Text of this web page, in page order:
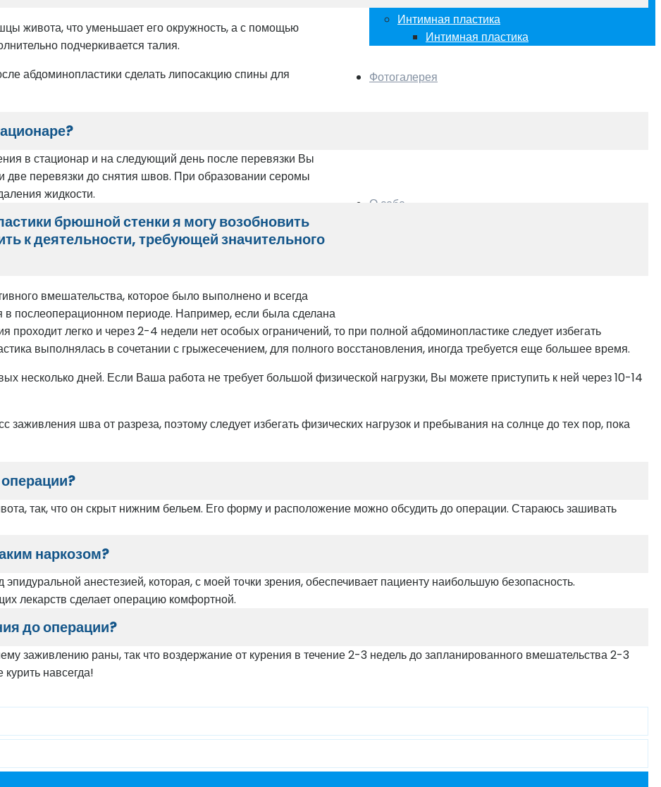
Интимная пластика
Интимная пластика
Фотогалерея
О себе
живота, что уменьшает его окружность, а с помощью
подчеркивается талия.
абдоминопластики сделать липосакцию спины для
в стационар и на следующий день после перевязки Вы
перевязки до снятия швов. При образовании серомы
жидкости.
брюшной стенки я могу возобновить
к деятельности, требующей значительного
вмешательства, которое было выполнено и всегда
в послеоперационном периоде. Например, если была сделана
проходит легко и через 2-4 недели нет особых ограничений, то при полной абдоминопластике следует избегать
выполнялась в сочетании с грыжесечением, для полного восстановления, иногда требуется еще большее время.
несколько дней. Если Ваша работа не требует большой физической нагрузки, Вы можете приступить к ней через 10-14
заживления шва от разреза, поэтому следует избегать физических нагрузок и пребывания на солнце до тех пор, пока
так, что он скрыт нижним бельем. Его форму и расположение можно обсудить до операции. Стараюсь зашивать
наркозом?
анестезией, которая, с моей точки зрения, обеспечивает пациенту наибольшую безопасность.
лекарств сделает операцию комфортной.
до операции?
заживлению раны, так что воздержание от курения в течение 2-3 недель до запланированного вмешательства 2-3
навсегда!